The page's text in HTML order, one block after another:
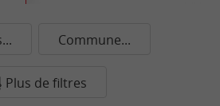
Commune...
Plus de filtres